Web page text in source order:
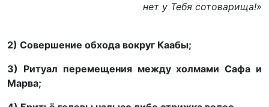
нет у Тебя сотоварища!»
2) Совершение обхода вокруг Каабы;
3) Ритуал перемещения между холмами Сафа и
Марва;